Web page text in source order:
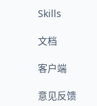
Skills
文档
客户端
意见反馈